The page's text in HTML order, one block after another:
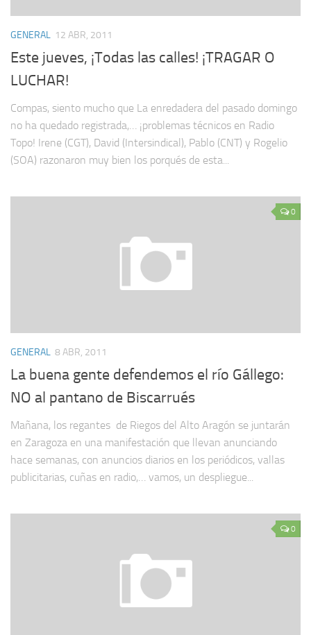
GENERAL 12 ABR, 2011
Este jueves, ¡Todas las calles! ¡TRAGAR O
LUCHAR!
Compas, siento mucho que La enredadera del pasado domingo
no ha quedado registrada,… ¡problemas técnicos en Radio
Topo! Irene (CGT), David (Intersindical), Pablo (CNT) y Rogelio
(SOA) razonaron muy bien los porqués de esta...
0
GENERAL 8 ABR, 2011
La buena gente defendemos el río Gállego:
NO al pantano de Biscarrués
Mañana, los regantes de Riegos del Alto Aragón se juntarán
en Zaragoza en una manifestación que llevan anunciando
hace semanas, con anuncios diarios en los periódicos, vallas
publicitarias, cuñas en radio,… vamos, un despliegue...
0